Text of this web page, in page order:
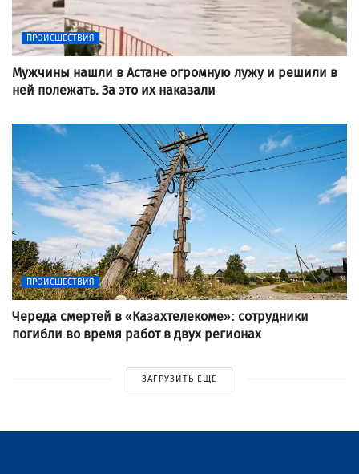
ПРОИСШЕСТВИЯ
Мужчины нашли в Астане огромную лужу и решили в
ней полежать. За это их наказали
ПРОИСШЕСТВИЯ
Череда смертей в «Казахтелекоме»: сотрудники
погибли во время работ в двух регионах
ЗАГРУЗИТЬ ЕЩЕ